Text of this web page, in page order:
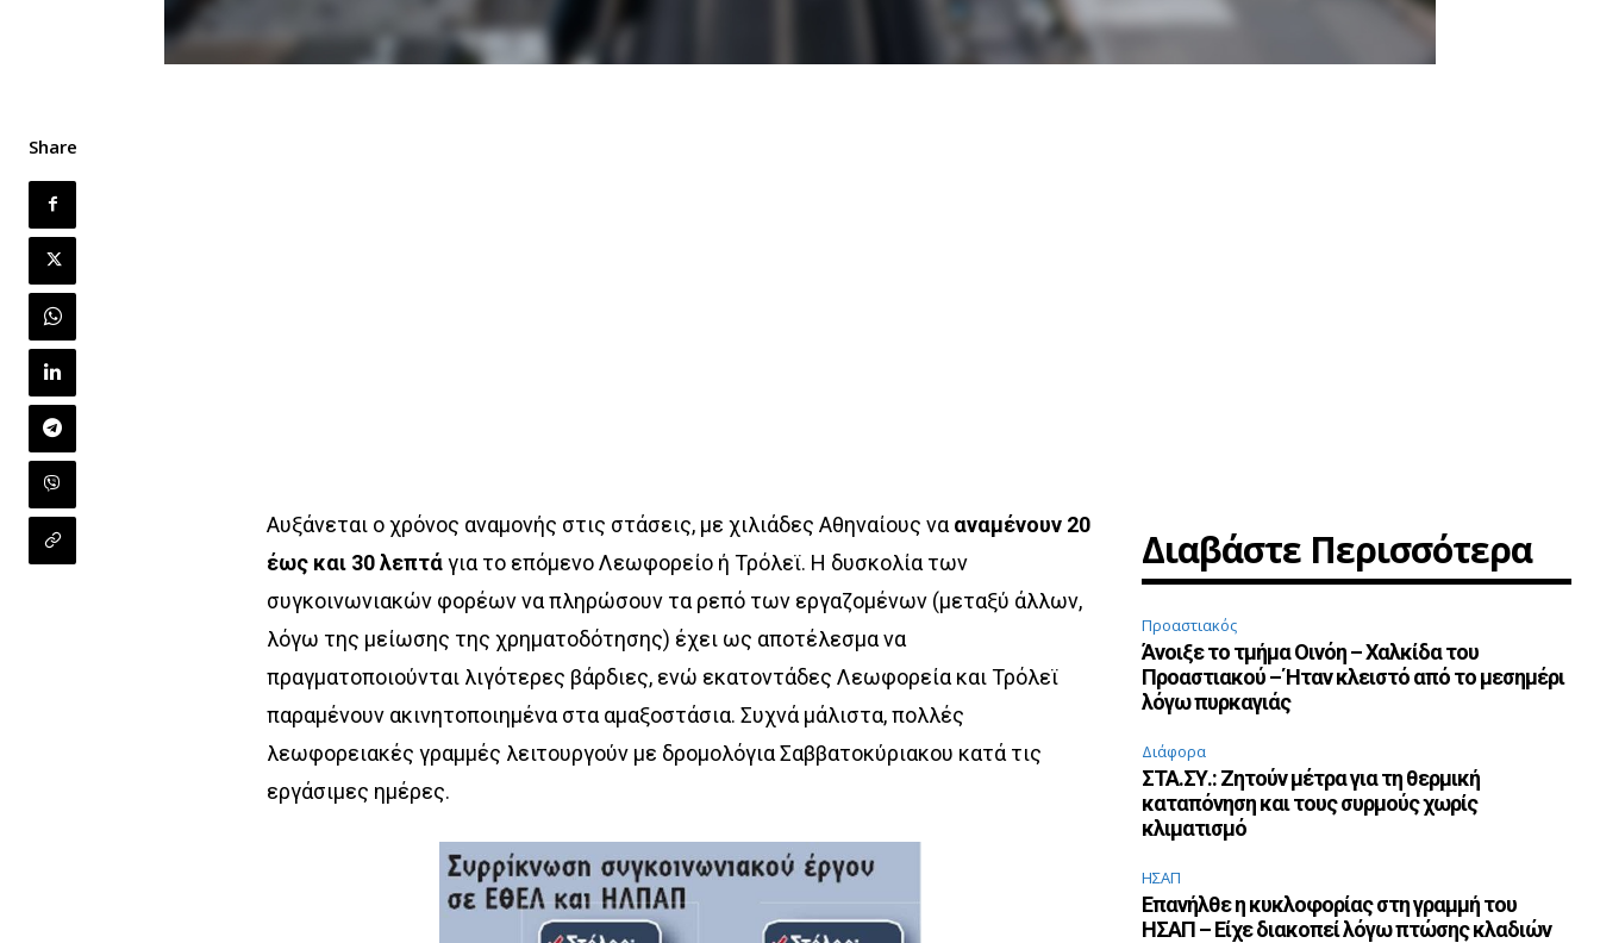
Share
Αυξάνεται ο χρόνος αναμονής στις στάσεις, με χιλιάδες Αθηναίους να αναμένουν 20
έως και 30 λεπτάγια το επόμενο Λεωφορείο ή Τρόλεϊ. Η δυσκολία των
συγκοινωνιακών φορέων να πληρώσουν τα ρεπό των εργαζομένων (μεταξύ άλλων,
λόγω της μείωσης της χρηματοδότησης) έχει ως αποτέλεσμα να
πραγματοποιούνται λιγότερες βάρδιες, ενώ εκατοντάδες Λεωφορεία και Τρόλεϊ
παραμένουν ακινητοποιημένα στα αμαξοστάσια. Συχνά μάλιστα, πολλές
λεωφορειακές γραμμές λειτουργούν με δρομολόγια Σαββατοκύριακου κατά τις
εργάσιμες ημέρες.
Διαβάστε Περισσότερα
Προαστιακός
Άνοιξε το τμήμα Οινόη – Χαλκίδα του
Προαστιακού – Ήταν κλειστό από το μεσημέρι
λόγω πυρκαγιάς
Διάφορα
ΣΤΑ.ΣΥ.: Ζητούν μέτρα για τη θερμική
καταπόνηση και τους συρμούς χωρίς
κλιματισμό
ΗΣΑΠ
Επανήλθε η κυκλοφορίας στη γραμμή του
ΗΣΑΠ – Είχε διακοπεί λόγω πτώσης κλαδιών